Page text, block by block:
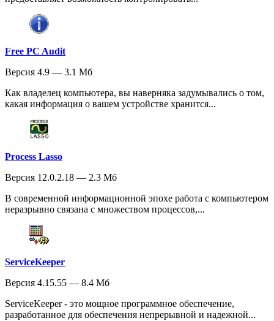
Free PC Audit
Версия 4.9 — 3.1 Мб
Как владелец компьютера, вы наверняка задумывались о том,
какая информация о вашем устройстве хранится...
Process Lasso
Версия 12.0.2.18 — 2.3 Мб
В современной информационной эпохе работа с компьютером
неразрывно связана с множеством процессов,...
ServiceKeeper
Версия 4.15.55 — 8.4 Мб
ServiceKeeper - это мощное программное обеспечение,
разработанное для обеспечения непрерывной и надежной...